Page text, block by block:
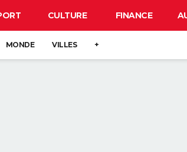
CULTURE FINANCE
MONDE VILLES +